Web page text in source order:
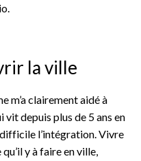
la ville
m’a clairement aidé à
depuis plus de 5 ans en
l’intégration. Vivre
y à faire en ville,